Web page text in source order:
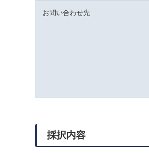
お問い合わせ先
採択内容